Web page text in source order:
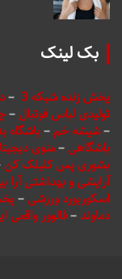
بک لینک
پخش زنده شبکه 3 –
تولیدی لباس فوتبال –
–شیشه خم–باشگاه
باشگاهی –منوی
بشوری پس کلیلک کن
آرایشی و بهداشتی آرا
اسکوربورد ورزشی –
دماوند–فالوور واقعی